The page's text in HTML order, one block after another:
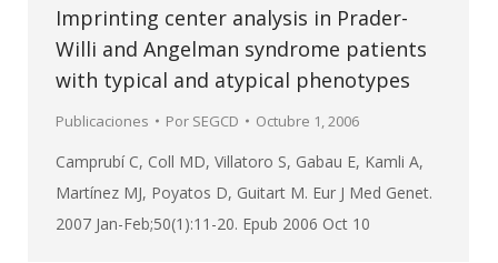
Imprinting center analysis in Prader-
Willi and Angelman syndrome patients
with typical and atypical phenotypes
Publicaciones Por SEGCD Octubre 1, 2006
Camprubí C, Coll MD, Villatoro S, Gabau E, Kamli A,
Martínez MJ, Poyatos D, Guitart M. Eur J Med Genet.
2007 Jan-Feb;50(1):11-20. Epub 2006 Oct 10